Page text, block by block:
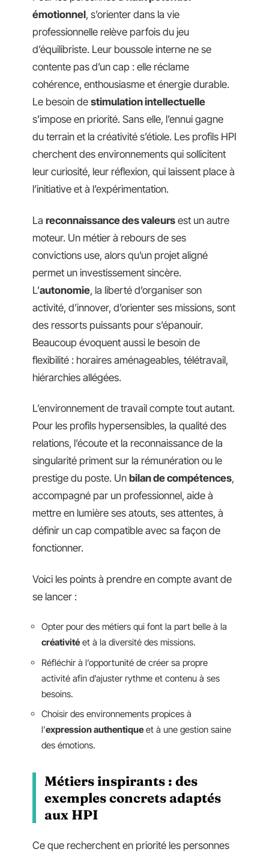
émotionnel, s’orienter dans la vie
professionnelle relève parfois du jeu
d’équilibriste. Leur boussole interne ne se
contente pas d’un cap : elle réclame
cohérence, enthousiasme et énergie durable.
Le besoin de stimulation intellectuelle
s’impose en priorité. Sans elle, l’ennui gagne
du terrain et la créativité s’étiole. Les profils HPI
cherchent des environnements qui sollicitent
leur curiosité, leur réflexion, qui laissent place à
l’initiative et à l’expérimentation.
La reconnaissance des valeurs est un autre
moteur. Un métier à rebours de ses
convictions use, alors qu’un projet aligné
permet un investissement sincère.
L’autonomie, la liberté d’organiser son
activité, d’innover, d’orienter ses missions, sont
des ressorts puissants pour s’épanouir.
Beaucoup évoquent aussi le besoin de
flexibilité : horaires aménageables, télétravail,
hiérarchies allégées.
L’environnement de travail compte tout autant.
Pour les profils hypersensibles, la qualité des
relations, l’écoute et la reconnaissance de la
singularité priment sur la rémunération ou le
prestige du poste. Un bilan de compétences,
accompagné par un professionnel, aide à
mettre en lumière ses atouts, ses attentes, à
définir un cap compatible avec sa façon de
fonctionner.
Voici les points à prendre en compte avant de
se lancer :
Opter pour des métiers qui font la part belle à la
créativité et à la diversité des missions.
Réfléchir à l’opportunité de créer sa propre
activité afin d’ajuster rythme et contenu à ses
besoins.
Choisir des environnements propices à
l’expression authentique et à une gestion saine
des émotions.
Métiers inspirants : des
exemples concrets adaptés
aux HPI
Ce que recherchent en priorité les personnes